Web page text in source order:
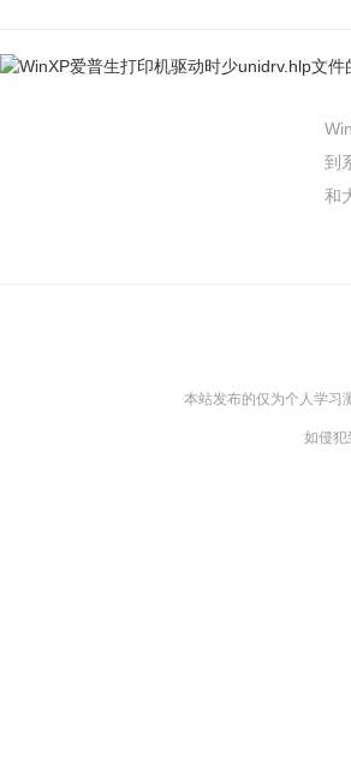
到
和
本站发布的仅为个人学习
如侵犯